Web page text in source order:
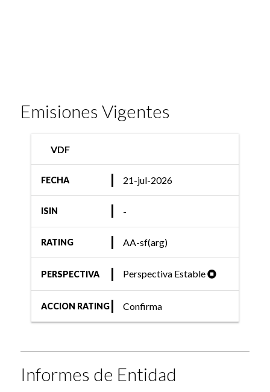
Emisiones Vigentes
VDF
FECHA 21-jul-2026
ISIN -
RATING AA-sf(arg)
PERSPECTIVA Perspectiva Estable
ACCION RATING Confirma
Informes de Entidad